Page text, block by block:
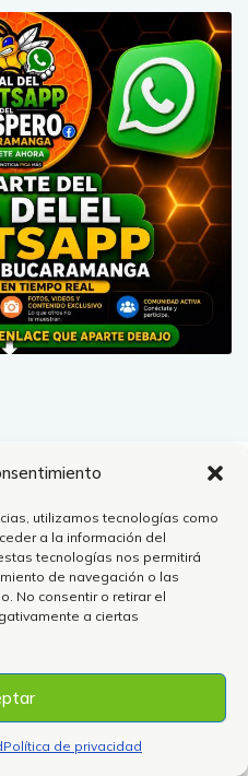
utilizamos tecnologías como
a la información del
tecnologías nos permitirá
de navegación o las
No consentir o retirar el
a ciertas
Política de privacidad
𝒎𝒂𝒔 𝒗𝒊𝒔𝒕𝒐 𝒅𝒆 𝒃𝒖𝒄𝒂𝒓𝒂𝒎𝒂𝒏𝒈𝒂
𝒔𝒐𝒎𝒐𝒔 𝒕𝒐𝒕𝒂𝒍𝒎𝒆𝒏𝒕𝒆